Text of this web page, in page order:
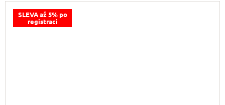
SLEVA až 5% po
registraci